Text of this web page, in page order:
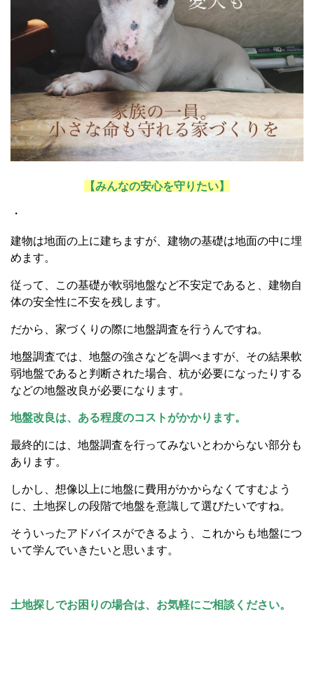
【みんなの安心を守りたい】
・
建物は地面の上に建ちますが、建物の基礎は地面の中に埋
めます。
従って、この基礎が軟弱地盤など不安定であると、建物自
体の安全性に不安を残します。
だから、家づくりの際に地盤調査を行うんですね。
地盤調査では、地盤の強さなどを調べますが、その結果軟
弱地盤であると判断された場合、杭が必要になったりする
などの地盤改良が必要になります。
地盤改良は、ある程度のコストがかかります。
最終的には、地盤調査を行ってみないとわからない部分も
あります。
しかし、想像以上に地盤に費用がかからなくてすむよう
に、土地探しの段階で地盤を意識して選びたいですね。
そういったアドバイスができるよう、これからも地盤につ
いて学んでいきたいと思います。
土地探しでお困りの場合は、お気軽にご相談ください。